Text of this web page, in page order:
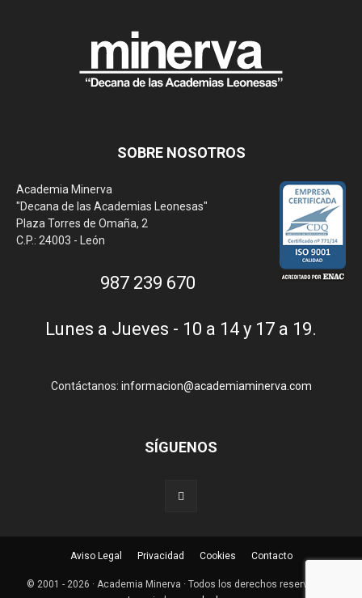
SOBRE NOSOTROS
Academia Minerva
"Decana de las Academias Leonesas"
Plaza Torres de Omaña, 2
C.P.: 24003 - León
987 239 670
Lunes a Jueves - 10 a 14 y 17 a 19.
Contáctanos: informacion@academiaminerva.com
SÍGUENOS
Aviso Legal Privacidad Cookies Contacto
© 2001 - 2026 · Academia Minerva · Todos los derechos reservados ·